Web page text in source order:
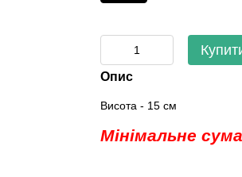
Опис
Висота - 15 см
Мінімальне